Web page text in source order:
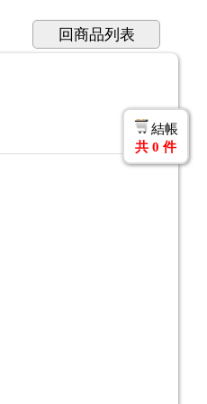
回商品列表
結帳
共 0 件